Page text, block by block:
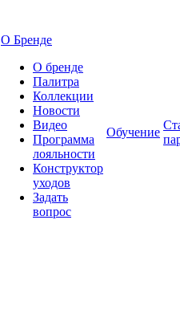
О Бренде
О бренде
Палитра
Коллекции
Новости
Видео
Программа
лояльности
Конструктор
уходов
Задать
вопрос
Обучение